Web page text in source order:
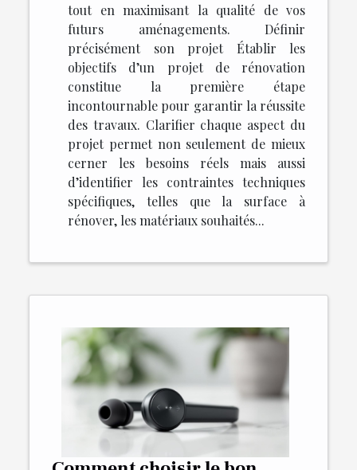
tout en maximisant la qualité de vos
futurs aménagements. Définir
précisément son projet Établir les
objectifs d’un projet de rénovation
constitue la première étape
incontournable pour garantir la réussite
des travaux. Clarifier chaque aspect du
projet permet non seulement de mieux
cerner les besoins réels mais aussi
d’identifier les contraintes techniques
spécifiques, telles que la surface à
rénover, les matériaux souhaités...